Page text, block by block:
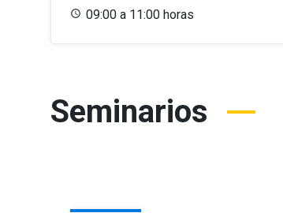
09:00 a 11:00 horas
Seminarios